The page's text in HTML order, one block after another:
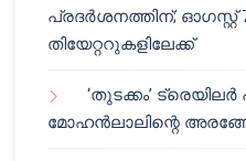
പ്രദർശനത്തിന്; ഓഗസ്റ്റ്
തിയേറ്ററുകളിലേക്ക്
‘തുടക്കം’
മോഹൻലാലിന്റെ